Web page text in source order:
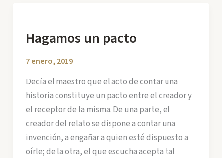
leyes
que
la
Realidad
y
la
Ficción
Hagamos un pacto
7 enero, 2019
Decía el maestro que el acto de contar una
historia constituye un pacto entre el creador y
el receptor de la misma. De una parte, el
creador del relato se dispone a contar una
invención, a engañar a quien esté dispuesto a
oírle; de la otra, el que escucha acepta tal